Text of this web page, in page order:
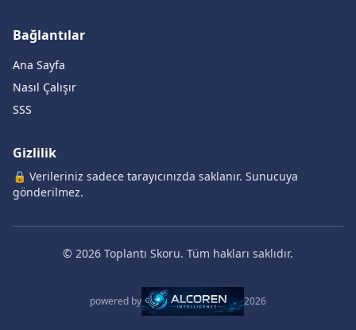
Bağlantılar
Ana Sayfa
Nasıl Çalışır
SSS
Gizlilik
🔒 Verileriniz sadece tarayıcınızda saklanır. Sunucuya
gönderilmez.
© 2026 Toplantı Skoru. Tüm hakları saklıdır.
powered by 2026